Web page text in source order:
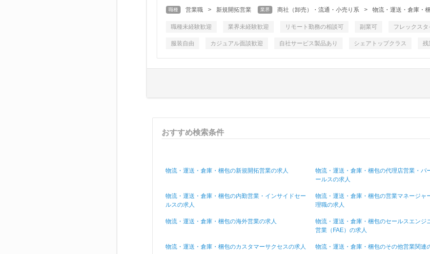
職種 営業職 > 新規開拓営業 業界 商社（卸売）・流通・小売り系 > 物流・運送・倉庫・
職種未経験歓迎 業界未経験歓迎 リモート勤務の相談可 副業可 フレックスタ
服装自由 カジュアル面談歓迎 自社サービス製品あり シェアトップクラス 残
おすすめ検索条件
物流・運送・倉庫・梱包の新規開拓営業の求人
物流・運送・倉庫・梱包の代理店営業・パ
ールスの求人
物流・運送・倉庫・梱包の内勤営業・インサイドセー
ルスの求人
物流・運送・倉庫・梱包の営業マネージャ
理職の求人
物流・運送・倉庫・梱包の海外営業の求人
物流・運送・倉庫・梱包のセールスエンジ
営業（FAE）の求人
物流・運送・倉庫・梱包のカスタマーサクセスの求人 物流・運送・倉庫・梱包のその他営業関連